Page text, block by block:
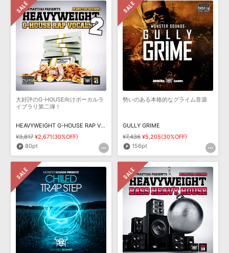
大好評のG-HOUSE向けボーカルラ
イブラリ第二弾！
HEAVYWEIGHT G-HOUSE RAP VOCALS VOL 2
¥3,817 ¥2,671(30%OFF)
80pt
勢いのある本格的なグライム音源
GULLY GRIME
¥7,436 ¥5,205(30%OFF)
156pt